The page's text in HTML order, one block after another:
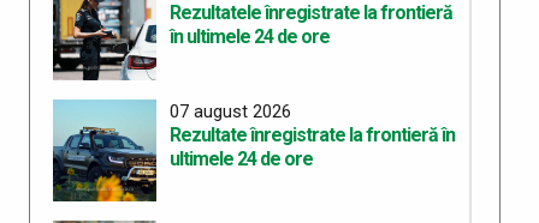
cadrul proiectului “ROHU00634 –
SAFE – Together for a Safer Area”
Rezultate înregistrate la frontieră în
ultimele 24 de ore
Rezultatele înregistrate la frontieră
în ultimele 24 de ore
07 august 2026
Rezultate înregistrate la frontieră în
ultimele 24 de ore